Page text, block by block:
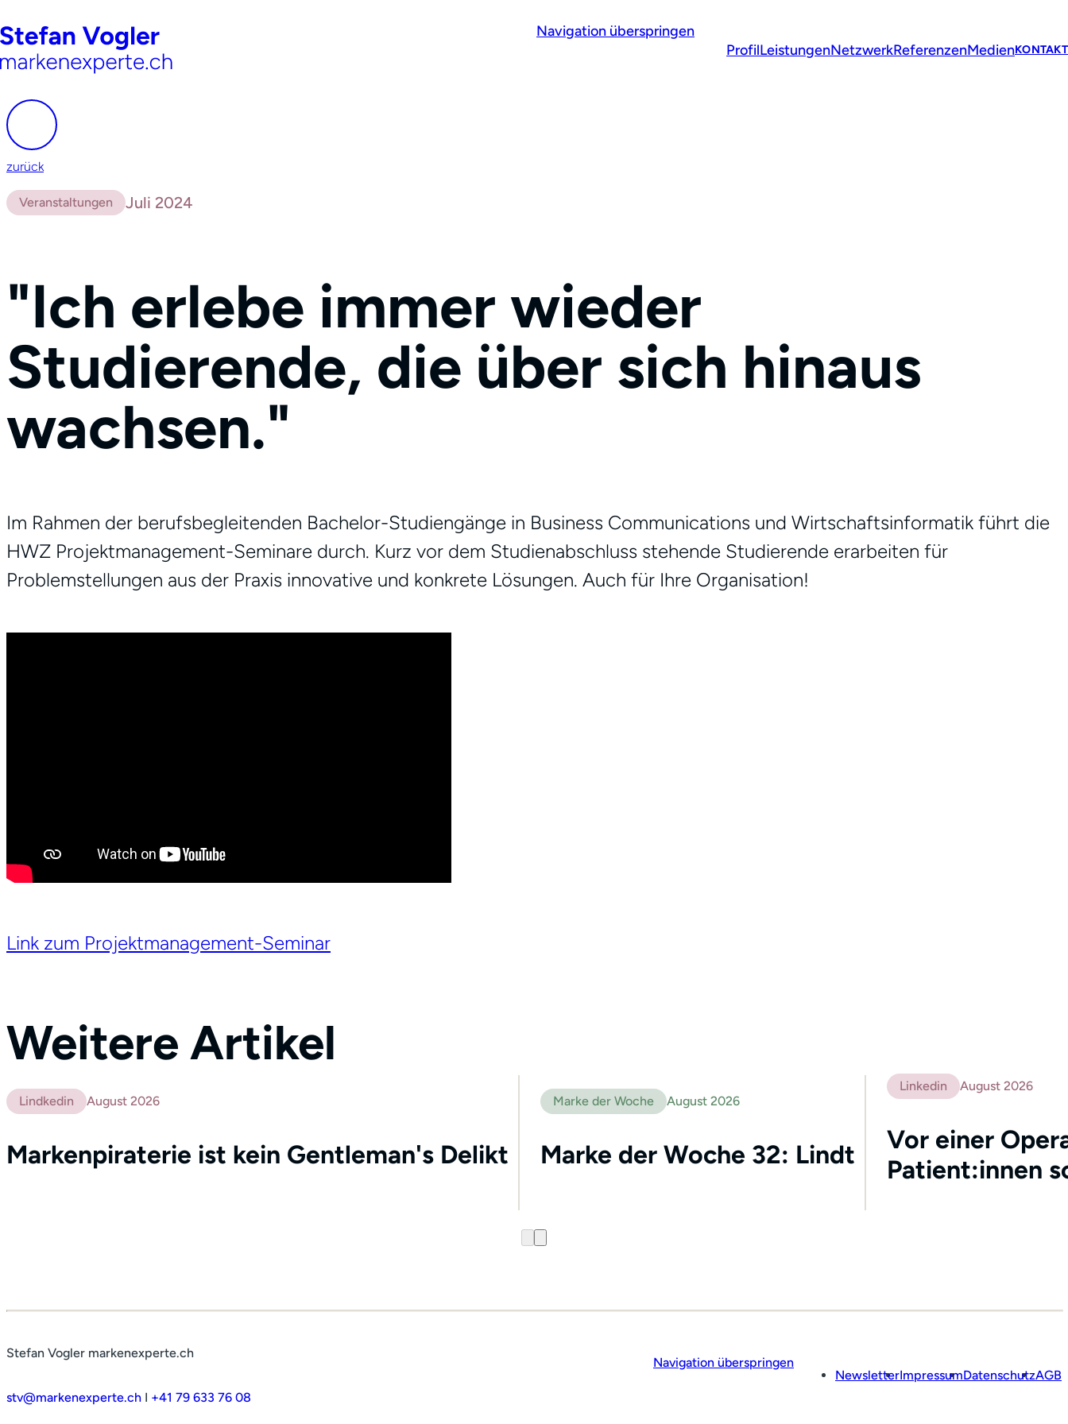
Navigation überspringen
ProfilLeistungenNetzwerkReferenzenMedienKONTAKT
zurück
Veranstaltungen Juli 2024
"Ich erlebe immer wieder
Studierende, die über sich hinaus
wachsen."
Im Rahmen der berufsbegleitenden Bachelor-Studiengänge in Business Communications und Wirtschaftsinformatik führt die
HWZ Projektmanagement-Seminare durch. Kurz vor dem Studienabschluss stehende Studierende erarbeiten für
Problemstellungen aus der Praxis innovative und konkrete Lösungen. Auch für Ihre Organisation!
Link zum Projektmanagement-Seminar
Weitere Artikel
Lindkedin August 2026
Markenpiraterie ist kein Gentleman's Delikt
Marke der Woche August 2026
Marke der Woche 32: Lindt
Linkedin August 2026
Vor einer
Patient:innen
Stefan Vogler markenexperte.ch
stv@markenexperte.ch I +41 79 633 76 08
Navigation überspringen
NewsletterImpressumDatenschutzAGB